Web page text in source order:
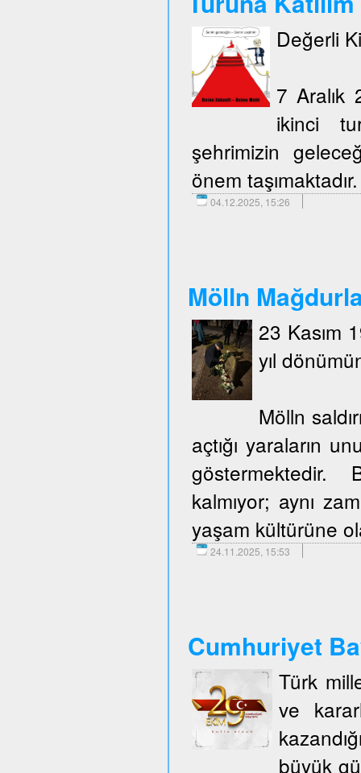
Değerli
7 Aralık
ikinci
şehrimizin
önem taşımaktadır.
04.12.2025, 15:26
Mölln
23 Kasım
yıl
Mölln
açtığı yaraların
göstermektedir.
kalmıyor; aynı
yaşam kültürüne
24.11.2025, 15:53
Cumhuriyet
Türk
ve
büyük